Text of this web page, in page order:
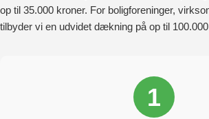
op til 35.000 kroner. For boligforeninger,
tilbyder vi en udvidet dækning på op til
1